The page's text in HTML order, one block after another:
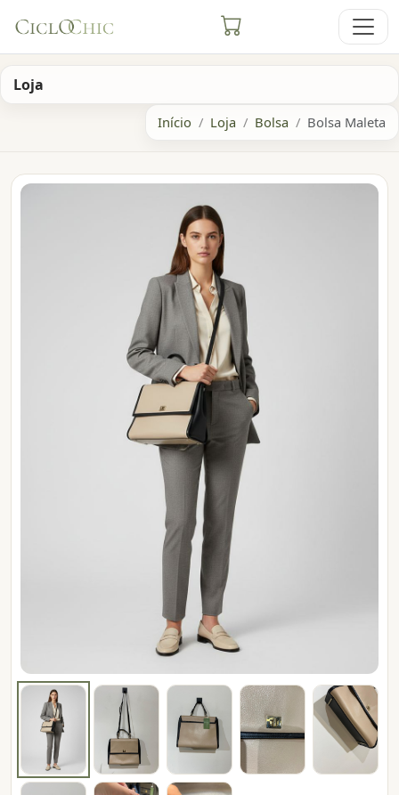
Loja
Início Loja Bolsa Bolsa Maleta